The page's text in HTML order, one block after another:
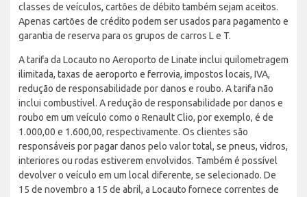
classes de veículos, cartões de débito também sejam aceitos.
Apenas cartões de crédito podem ser usados para pagamento e
garantia de reserva para os grupos de carros L e T.
A tarifa da Locauto no Aeroporto de Linate inclui quilometragem
ilimitada, taxas de aeroporto e ferrovia, impostos locais, IVA,
redução de responsabilidade por danos e roubo. A tarifa não
inclui combustível. A redução de responsabilidade por danos e
roubo em um veículo como o Renault Clio, por exemplo, é de
1.000,00 e 1.600,00, respectivamente. Os clientes são
responsáveis por pagar danos pelo valor total, se pneus, vidros,
interiores ou rodas estiverem envolvidos. Também é possível
devolver o veículo em um local diferente, se selecionado. De
15 de novembro a 15 de abril, a Locauto fornece correntes de